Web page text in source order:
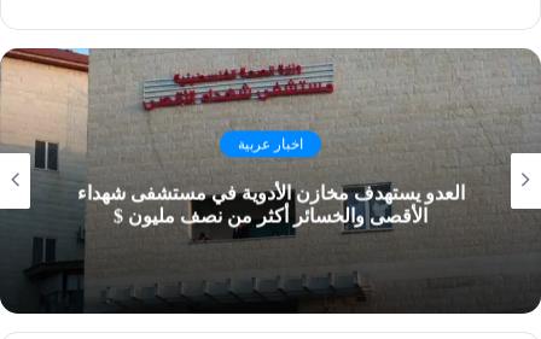
اخبار عربية
العدو يستهدف مخازن الأدوية في مستشفى شهداء
الأقصى والخسائر أكثر من نصف مليون $